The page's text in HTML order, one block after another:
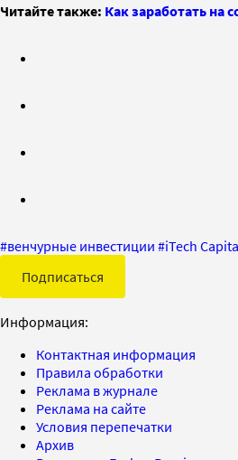
Читайте также: Как заработать на
#венчурные инвестиции #iTech
Подписаться
Информация:
Контактная информация
Правила обработки
Реклама в журнале
Реклама на сайте
Условия перепечатки
Архив